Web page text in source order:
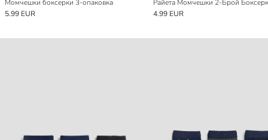
Момчешки боксерки 3-опаковка
5.99 EUR
Райета Момчешки 2-Брой
4.99 EUR